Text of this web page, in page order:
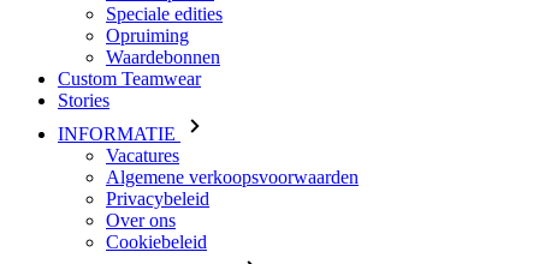
Speciale edities
Opruiming
Waardebonnen
Custom Teamwear
Stories
INFORMATIE
Vacatures
Algemene verkoopsvoorwaarden
Privacybeleid
Over ons
Cookiebeleid